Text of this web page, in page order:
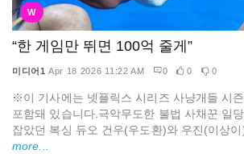
W
“한 게임만 뛰면 100억 줄게”
미디어1 Apr 18 2026 11:22 AM 0 0 0
※이 기사에는 넷플릭스 시리즈 사냥개들 시
포함돼 있습니다.극악무도한 불법 사채꾼 일
잡았던 복싱 듀오 건우(우도환)와 우진(이상
more...